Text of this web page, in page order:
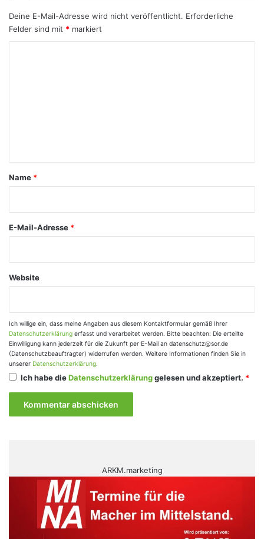
Deine E-Mail-Adresse wird nicht veröffentlicht. Erforderliche
Felder sind mit * markiert
a
Name *
E-Mail-Adresse *
Website
Ich willige ein, dass meine Angaben aus diesem Kontaktformular gemäß Ihrer
Datenschutzerklärung erfasst und verarbeitet werden. Bitte beachten: Die erteilte
Einwilligung kann jederzeit für die Zukunft per E-Mail an datenschutz@sor.de
(Datenschutzbeauftragter) widerrufen werden. Weitere Informationen finden Sie in
unserer Datenschutzerklärung.
Ich habe dieDatenschutzerklärunggelesen und akzeptiert. *
ARKM.marketing